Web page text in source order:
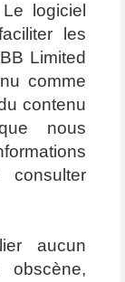
logiciel
les
Limited
comme
contenu
nous
consulter
aucun